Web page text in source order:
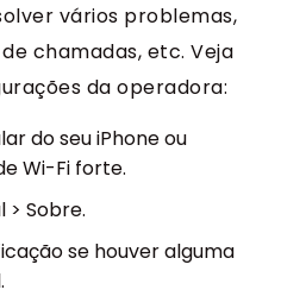
vários problemas,
chamadas, etc. Veja
da operadora:
do seu iPhone ou
Wi-Fi forte.
> Sobre.
se houver alguma